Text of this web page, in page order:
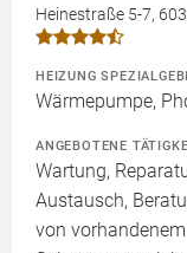
Heinestraße 5-7,
HEIZUNG
Wärmepumpe,
ANGEBOTENE
Wartung,
Austausch,
von